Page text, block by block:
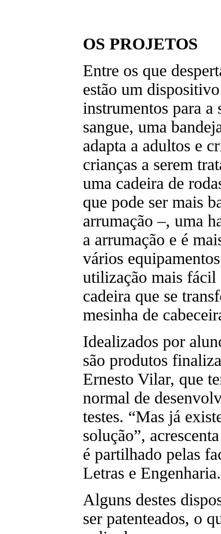
OS PROJETOS
Entre os que
estão um
instrumentos para a
sangue, uma
adapta a adultos e
crianças a serem
uma cadeira de
que pode ser mais
arrumação –, uma
a arrumação e é
vários
utilização mais fácil
cadeira que se
mesinha de
Idealizados por
são produtos
Ernesto Vilar, que
normal de
testes. “Mas já
solução”,
é partilhado pelas
Letras e Engenharia.
Alguns destes
ser patenteados, o